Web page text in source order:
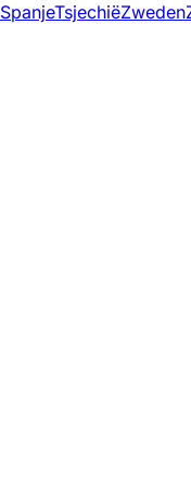
SpanjeTsjechiëZweden